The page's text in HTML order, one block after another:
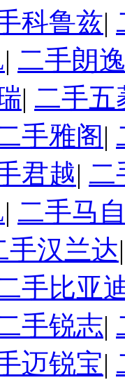
科鲁兹|
| 二手朗
| 二手五
手雅阁|
君越| 二
| 二手马
手汉兰达
手比亚
手锐志|
迈锐宝|